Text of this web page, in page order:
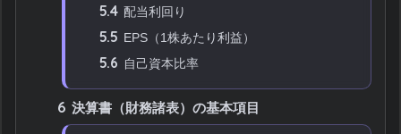
5.4 配当利回り
5.5 EPS（1株あたり利益）
5.6 自己資本比率
6 決算書（財務諸表）の基本項目